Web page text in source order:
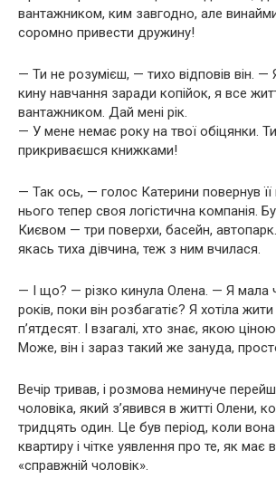
вантажником, ким завгодно, але
соромно привести дружину!
— Ти не розумієш, — тихо відповів він.
кину навчання заради копійок, я все
вантажником. Дай мені рік.
— У мене немає року на твої обіцянки.
прикриваєшся книжками!
— Так ось, — голос Катерини повернув її
нього тепер своя логістична компанія.
Києвом — три поверхи, басейн,
якась тиха дівчина, теж з ним вчилася.
— І що? — різко кинула Олена. — Я мала
років, поки він розбагатіє? Я хотіла
п’ятдесят. І взагалі, хто знає, якою
Може, він і зараз такий же зануда,
Вечір тривав, і розмова неминуче
чоловіка, який з’явився в житті Олени,
тридцять один. Це був період, коли
квартиру і чітке уявлення про те, як має
«справжній чоловік».